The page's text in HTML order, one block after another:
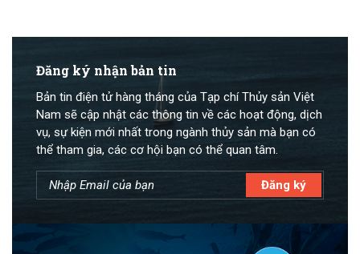
Đăng ký nhận bản tin
Bản tin điện tử hàng tháng của Tạp chí Thủy sản Việt
Nam sẽ cập nhật các thông tin về các hoạt động, dịch
vụ, sự kiện mới nhất trong ngành thủy sản mà bạn có
thể tham gia, các cơ hội bạn có thể quan tâm.